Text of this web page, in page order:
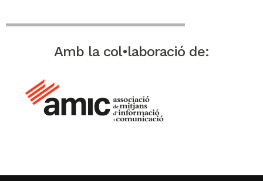
Amb la col•laboració de: